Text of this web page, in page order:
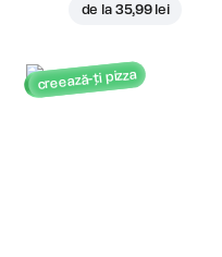
de la 35,99 lei
creează-ți pizza